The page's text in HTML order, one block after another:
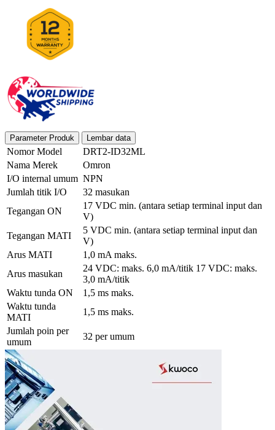
Parameter Produk Lembar data
Nomor Model
DRT2-ID32ML
Nama Merek
Omron
I/O internal umum NPN
Jumlah titik I/O
32 masukan
Tegangan ON
17 VDC min. (antara setiap terminal input dan
V)
Tegangan MATI
5 VDC min. (antara setiap terminal input dan
V)
Arus MATI
1,0 mA maks.
Arus masukan
24 VDC: maks. 6,0 mA/titik 17 VDC: maks.
3,0 mA/titik
Waktu tunda ON
1,5 ms maks.
Waktu tunda
MATI
1,5 ms maks.
Jumlah poin per
umum
32 per umum